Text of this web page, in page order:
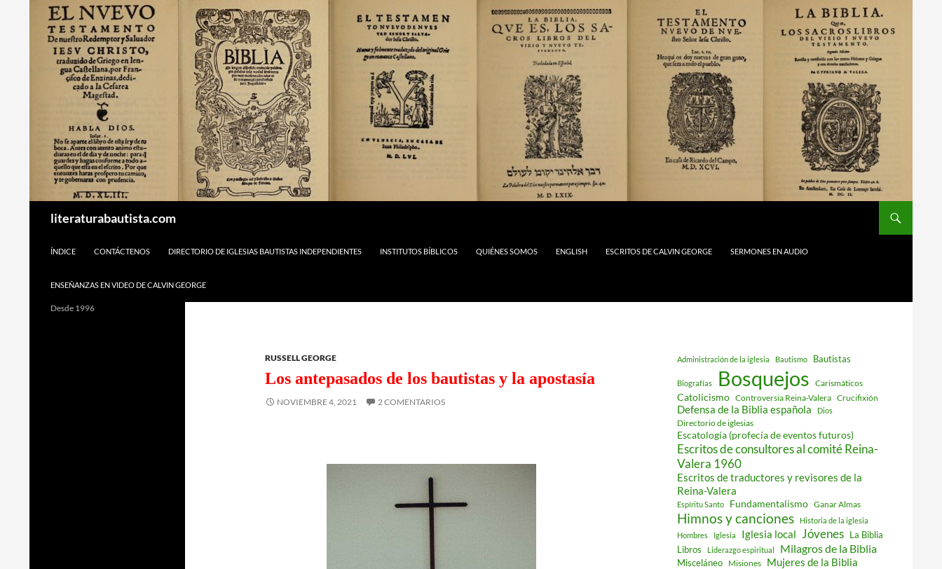
literaturabautista.com
ÍNDICE
CONTÁCTENOS DIRECTORIO DE IGLESIAS BAUTISTAS INDEPENDIENTES INSTITUTOS BÍBLICOS QUIÉNES SOMOS ENGLISH ESCRITOS DE CALVIN GEORGE SERMONES EN AUDIO
ENSEÑANZAS EN VIDEO DE CALVIN GEORGE
RUSSELL GEORGE
Los antepasados de los bautistas y la apostasía
NOVIEMBRE 4, 2021 2 COMENTARIOS
Administración de la iglesia Bautismo Bautistas
Biografías Bosquejos Carismáticos
Catolicismo Controversia Reina-Valera Crucifixión
Defensa de la Biblia española Dios
Directorio de iglesias
Escatología (profecía de eventos futuros)
Escritos de consultores al comité Reina-
Valera 1960
Escritos de traductores y revisores de la
Reina-Valera
Espíritu Santo Fundamentalismo Ganar Almas
Himnos y canciones
Historia de la iglesia
Hombres
Iglesia Iglesia local Jóvenes La Biblia
Libros Liderazgo espiritual Milagros de la Biblia
Misceláneo Misiones Mujeres de la Biblia
Desde 1996